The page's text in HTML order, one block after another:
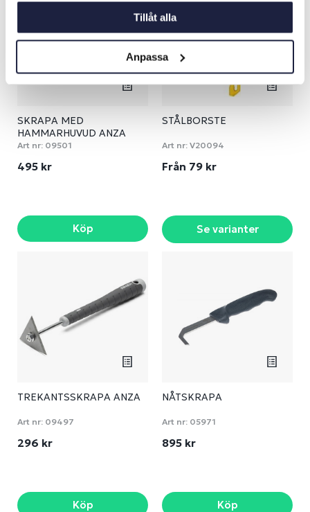
Tillåt alla
Anpassa
SKRAPA MED
HAMMARHUVUD ANZA
Art nr: 09501
495 kr
Köp
STÅLBORSTE
Art nr: V20094
Från 79 kr
Se varianter
TREKANTSSKRAPA ANZA
Art nr: 09497
296 kr
Köp
NÅTSKRAPA
Art nr: 05971
895 kr
Köp